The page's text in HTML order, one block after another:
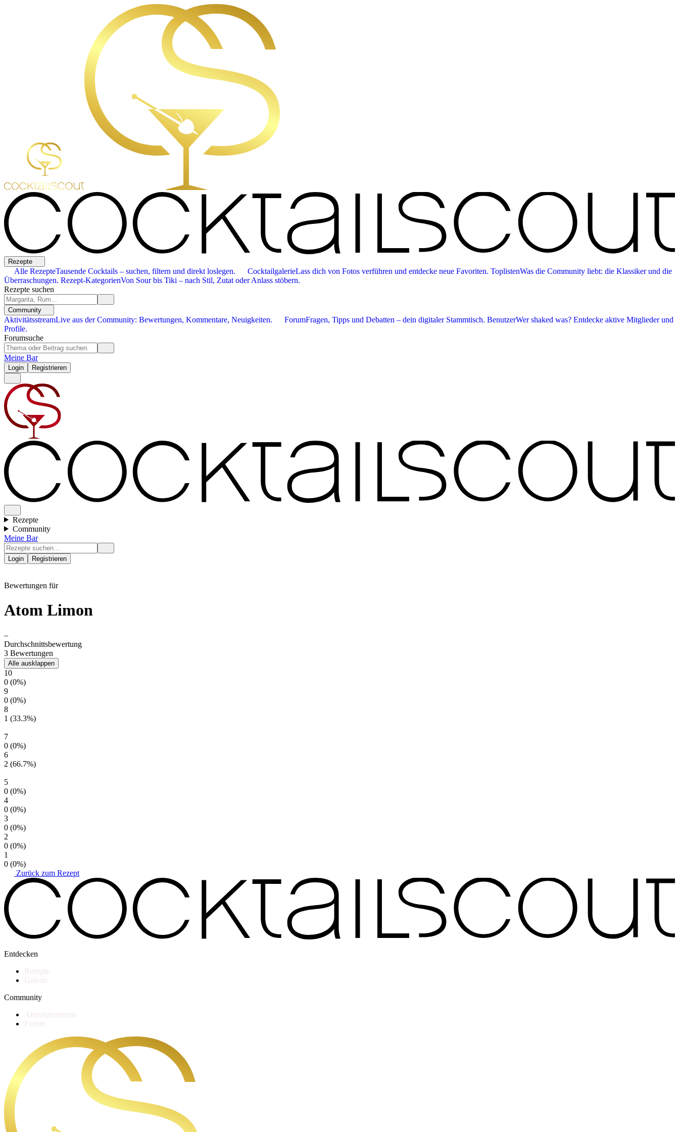
Rezepte
Alle RezepteTausende Cocktails – suchen, filtern und direkt loslegen. CocktailgalerieLass dich von Fotos verführen und entdecke neue Favoriten. ToplistenWas die Community liebt: die Klassiker und die
Überraschungen. Rezept-KategorienVon Sour bis Tiki – nach Stil, Zutat oder Anlass stöbern.
Rezepte suchen
Community
AktivitätsstreamLive aus der Community: Bewertungen, Kommentare, Neuigkeiten. ForumFragen, Tipps und Debatten – dein digitaler Stammtisch. BenutzerWer shaked was? Entdecke aktive Mitglieder und
Profile.
Forumsuche
Meine Bar
Login Registrieren
Rezepte
Community
Meine Bar
Login Registrieren
Bewertungen für
Atom Limon
–
Durchschnittsbewertung
3 Bewertungen
Alle ausklappen
10
0 (0%)
9
0 (0%)
8
1 (33.3%)
7
0 (0%)
6
2 (66.7%)
5
0 (0%)
4
0 (0%)
3
0 (0%)
2
0 (0%)
1
0 (0%)
Zurück zum Rezept
Entdecken
Rezepte
Galerie
Community
Aktivitätsstream
Forum